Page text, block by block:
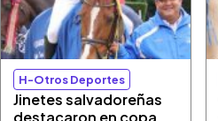
H-Otros Deportes
Jinetes salvadoreñas
destacaron en copa